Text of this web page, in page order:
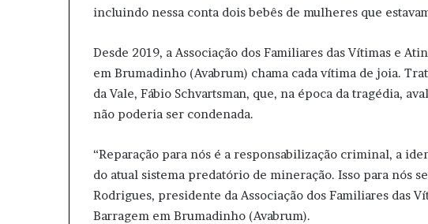
incluindo nessa conta dois bebês de mulheres que
Desde 2019, a Associação dos Familiares das Vítimas e
em Brumadinho (Avabrum) chama cada vítima de joia.
da Vale, Fábio Schvartsman, que, na época da tragédia,
não poderia ser condenada.
“Reparação para nós é a responsabilização criminal, a
do atual sistema predatório de mineração. Isso para nós
Rodrigues, presidente da Associação dos Familiares das
Barragem em Brumadinho (Avabrum).